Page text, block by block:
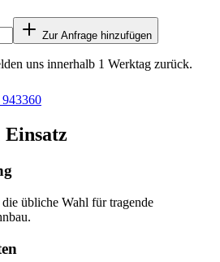
Zur Anfrage hinzufügen
uns innerhalb 1 Werktag zurück.
übliche Wahl für tragende